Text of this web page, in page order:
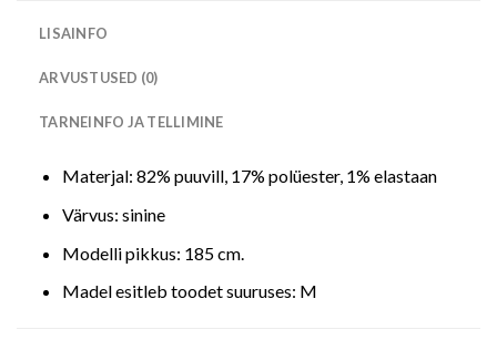
LISAINFO
ARVUSTUSED (0)
TARNEINFO JA TELLIMINE
Materjal: 82% puuvill, 17% polüester, 1% elastaan
Värvus: sinine
Modelli pikkus: 185 cm.
Madel esitleb toodet suuruses: M